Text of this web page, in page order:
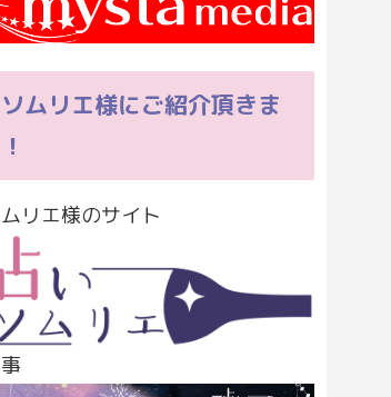
ムリエ様にご紹介頂きま
リエ様のサイト